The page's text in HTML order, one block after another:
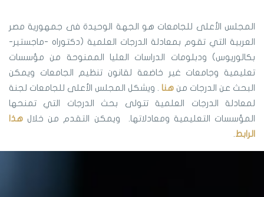
المجلس الأعلى للجامعات هو الجهة الوحيدة فى جمهورية مصر
العربية التي تقوم بمعادلة الدرجات العلمية (دكتوراه -ماجستير-
بكالوريوس) ودبلومات الدراسات العليا الممنوحة من مؤسسات
تعليمية وجامعات غير خاضعة لقانون تنظيم الجامعات ويمكن
البحث عن الدرجات من هنا
. ويشكل المجلس الأعلى للجامعات لجنة
لمعادلة الدرجات العلمية تتولى بحث الدرجات التي تمنحها
المؤسسات التعليمية ومعادلاتها. ويمكن التقدم من خلال هذا
الرابط